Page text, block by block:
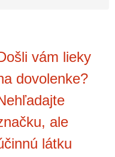
vám lieky
dovolenke?
ale
látku